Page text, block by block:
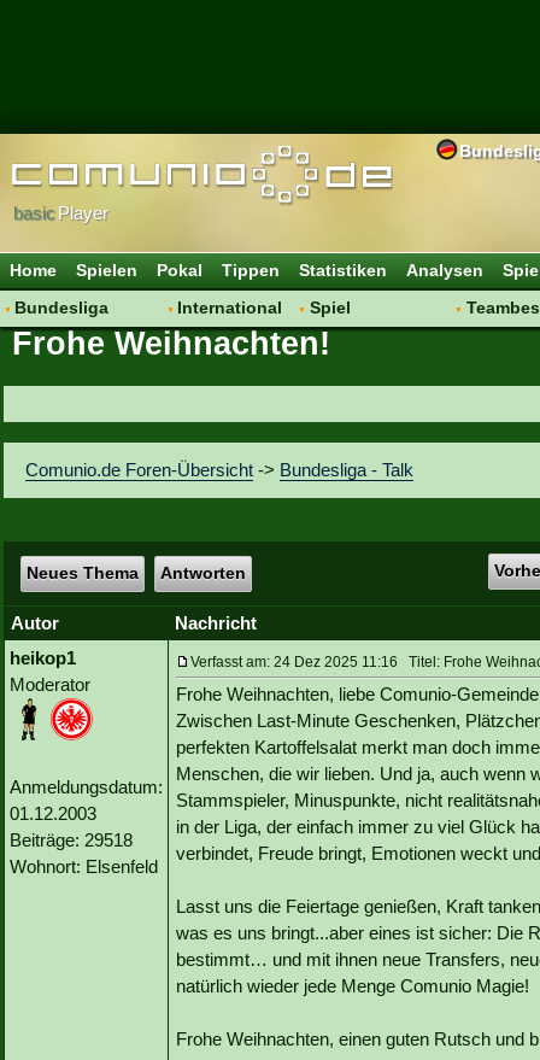
basicPlayer
Home Spielen Pokal Tippen Statistiken Analysen
Bundesliga
Hot News
Vereinsdiskussion
Vereinsfragen
International
Vereine
Spiel
Regeln & Tipps
Frohe Weihnachten!
Comunio.de Foren-Übersicht -> Bundesliga - Talk
Neues Thema Antworten
Autor
Nachricht
heikop1
Moderator
Anmeldungsdatum:
01.12.2003
Beiträge: 29518
Wohnort: Elsenfeld
Verfasst am: 24 Dez 2025 11:16 Titel: Frohe
Frohe Weihnachten, liebe Comunio-
Zwischen Last-Minute Geschenken,
perfekten Kartoffelsalat merkt man doch
Menschen, die wir lieben. Und ja, auch wenn
Stammspieler, Minuspunkte, nicht
in der Liga, der einfach immer zu viel Glück
verbindet, Freude bringt, Emotionen weckt
Lasst uns die Feiertage genießen, Kraft
was es uns bringt...aber eines ist sicher: Die
bestimmt… und mit ihnen neue Transfers,
natürlich wieder jede Menge Comunio Magie!
Frohe Weihnachten, einen guten Rutsch und